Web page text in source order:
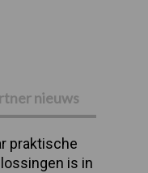
nieuws
praktische
is in